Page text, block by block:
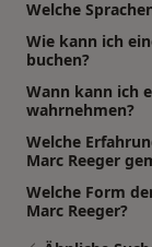
Welche
Wie kann ich
buchen?
Wann kann ich
wahrnehmen?
Welche
Marc Reeger
Welche Form
Marc Reeger?